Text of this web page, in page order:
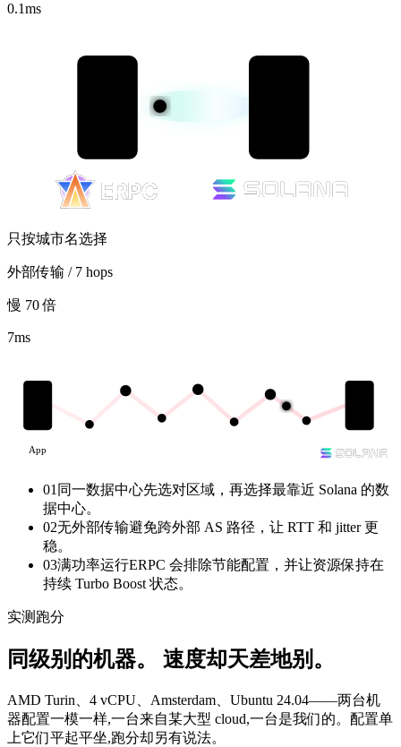
0.1ms
只按城市名选择
外部传输 / 7 hops
慢 70 倍
7ms
App
01 同一数据中心先选对区域，再选择最靠近 Solana 的数
据中心。
02无外部传输避免跨外部 AS 路径，让 RTT 和 jitter 更
稳。
03满功率运行ERPC 会排除节能配置，并让资源保持在
持续 Turbo Boost 状态。
实测跑分
同级别的机器。 速度却天差地别。
AMD Turin、4 vCPU、Amsterdam、Ubuntu 24.04——两台机
器配置一模一样,一台来自某大型 cloud,一台是我们的。配置单
上它们平起平坐,跑分却另有说法。